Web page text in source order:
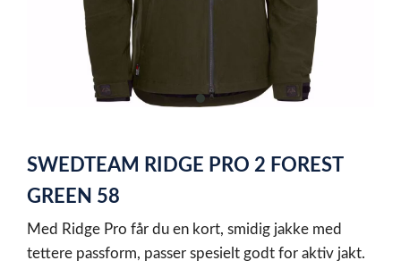
item
of
1
SWEDTEAM RIDGE PRO 2 FOREST
GREEN 58
Med Ridge Pro får du en kort, smidig jakke med
tettere passform, passer spesielt godt for aktiv jakt.